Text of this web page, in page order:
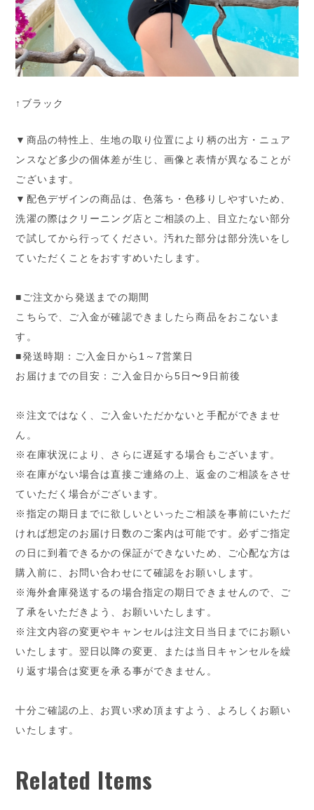
↑ブラック
▼商品の特性上、生地の取り位置により柄の出方・ニュア
ンスなど多少の個体差が生じ、画像と表情が異なることが
ございます。
▼配色デザインの商品は、色落ち・色移りしやすいため、
洗濯の際はクリーニング店とご相談の上、目立たない部分
で試してから行ってください。汚れた部分は部分洗いをし
ていただくことをおすすめいたします。
■ご注文から発送までの期間
こちらで、ご入金が確認できましたら商品をおこないま
す。
■発送時期：ご入金日から1～7営業日
お届けまでの目安：ご入金日から5日〜9日前後
※注文ではなく、ご入金いただかないと手配ができませ
ん。
※在庫状況により、さらに遅延する場合もございます。
※在庫がない場合は直接ご連絡の上、返金のご相談をさせ
ていただく場合がございます。
※指定の期日までに欲しいといったご相談を事前にいただ
ければ想定のお届け日数のご案内は可能です。必ずご指定
の日に到着できるかの保証ができないため、ご心配な方は
購入前に、お問い合わせにて確認をお願いします。
※海外倉庫発送するの場合指定の期日できませんので、ご
了承をいただきよう、お願いいたします。
※注文内容の変更やキャンセルは注文日当日までにお願い
いたします。翌日以降の変更、または当日キャンセルを繰
り返す場合は変更を承る事ができません。
十分ご確認の上、お買い求め頂ますよう、よろしくお願い
いたします。
Related Items